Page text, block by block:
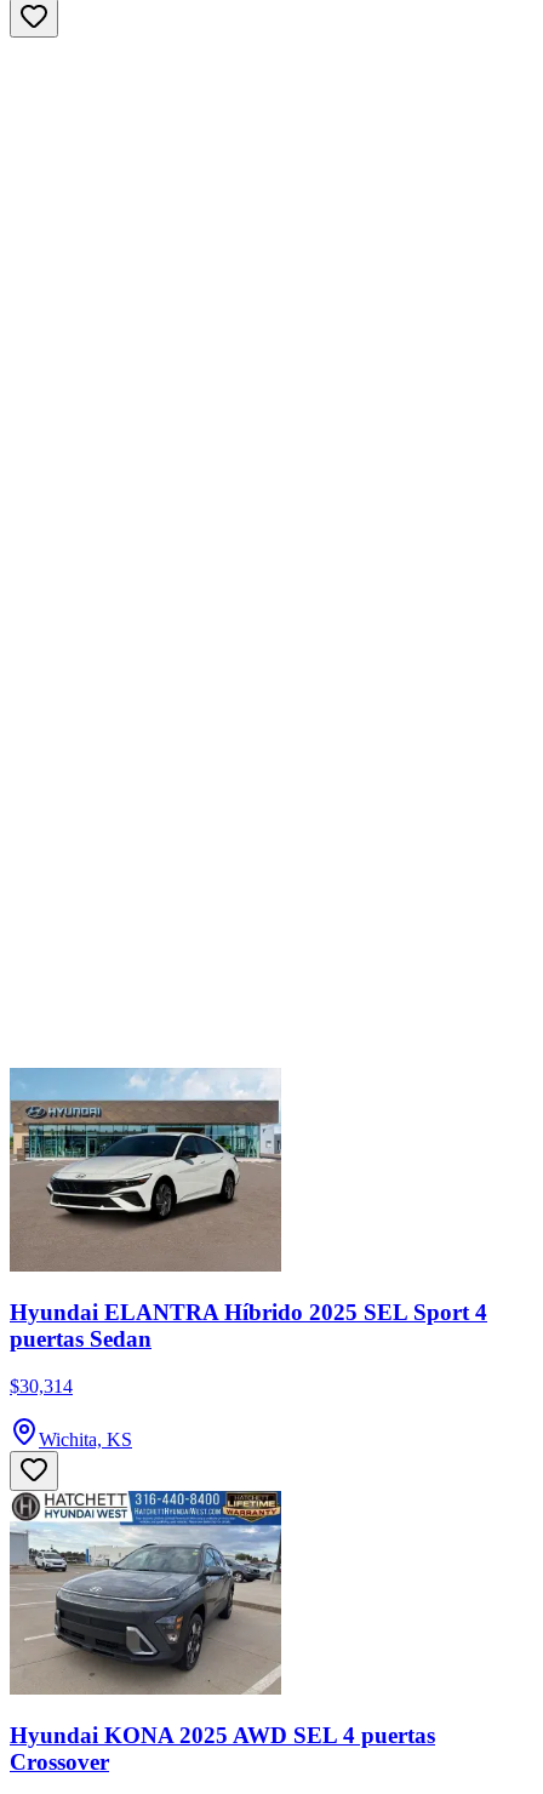
Hyundai ELANTRA Híbrido 2025 SEL Sport 4
puertas Sedan
$30,314
Wichita, KS
Hyundai KONA 2025 AWD SEL 4 puertas
Crossover